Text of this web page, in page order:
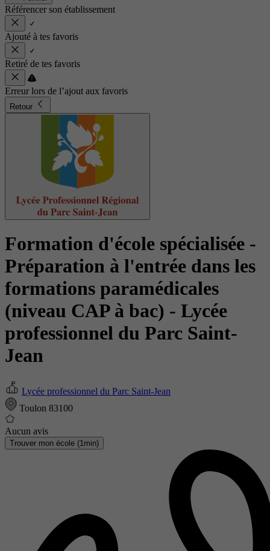
Référencer son établissement
Ajouté à tes favoris
Retiré de tes favoris
Erreur lors de l’ajout aux favoris
Retour
Formation d'école spécialisée -
Préparation à l'entrée dans les
formations paramédicales
(niveau CAP à bac) - Lycée
professionnel du Parc Saint-
Jean
Lycée professionnel du Parc Saint-Jean
Toulon 83100
Aucun avis
Trouver mon école (1min)